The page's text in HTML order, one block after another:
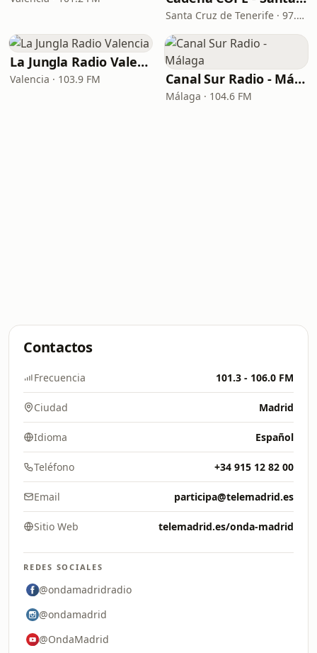
Santa Cruz de Tenerife · 97.1 FM - 882 AM
La Jungla Radio Valencia
Valencia · 103.9 FM Canal Sur Radio - Málaga
Málaga · 104.6 FM
Contactos
Frecuencia 101.3 - 106.0 FM
Ciudad Madrid
Idioma Español
Teléfono +34 915 12 82 00
Email participa@telemadrid.es
Sitio Web telemadrid.es/onda-madrid
REDES SOCIALES
@ondamadridradio
@ondamadrid
@OndaMadrid